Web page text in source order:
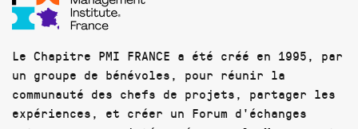
Le Chapitre PMI FRANCE a été créé en 1995, par
un groupe de bénévoles, pour réunir la
communauté des chefs de projets, partager les
expériences, et créer un Forum d'échanges